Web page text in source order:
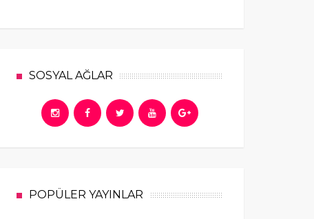
SOSYAL AĞLAR
POPÜLER YAYINLAR